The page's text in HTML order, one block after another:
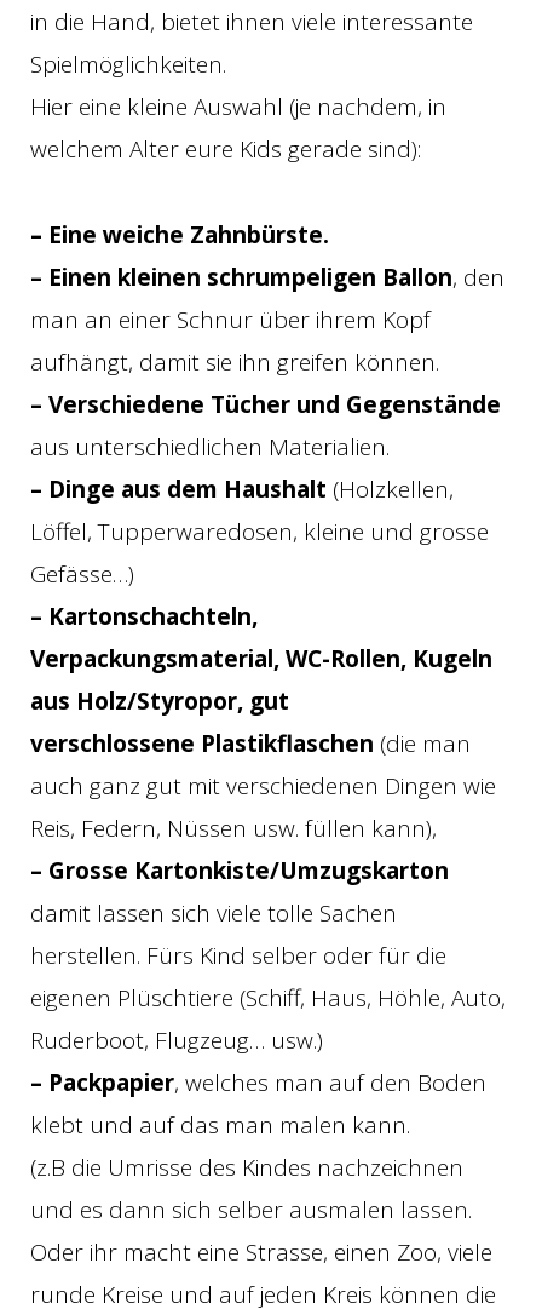
in die Hand, bietet ihnen viele interessante
Spielmöglichkeiten.
Hier eine kleine Auswahl (je nachdem, in
welchem Alter eure Kids gerade sind):
– Eine weiche Zahnbürste.
– Einen kleinen schrumpeligen Ballon, den
man an einer Schnur über ihrem Kopf
aufhängt, damit sie ihn greifen können.
– Verschiedene Tücher und Gegenstände
aus unterschiedlichen Materialien.
– Dinge aus dem Haushalt (Holzkellen,
Löffel, Tupperwaredosen, kleine und grosse
Gefässe…)
– Kartonschachteln,
Verpackungsmaterial, WC-Rollen, Kugeln
aus Holz/Styropor, gut
verschlossene Plastikflaschen (die man
auch ganz gut mit verschiedenen Dingen wie
Reis, Federn, Nüssen usw. füllen kann),
– Grosse Kartonkiste/Umzugskarton
damit lassen sich viele tolle Sachen
herstellen. Fürs Kind selber oder für die
eigenen Plüschtiere (Schiff, Haus, Höhle, Auto,
Ruderboot, Flugzeug… usw.)
– Packpapier, welches man auf den Boden
klebt und auf das man malen kann.
(z.B die Umrisse des Kindes nachzeichnen
und es dann sich selber ausmalen lassen.
Oder ihr macht eine Strasse, einen Zoo, viele
runde Kreise und auf jeden Kreis können die